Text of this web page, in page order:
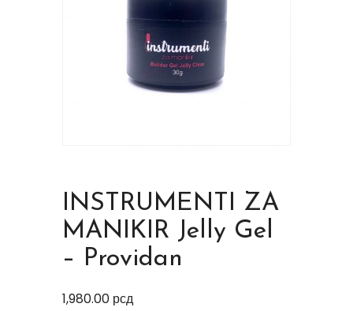
INSTRUMENTI ZA
MANIKIR Jelly Gel
– Providan
1,980.00 рсд